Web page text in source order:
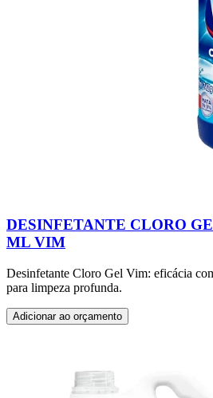
DESINFETANTE CLORO
ML VIM
Desinfetante Cloro Gel Vim: eficácia
para limpeza profunda.
Adicionar ao orçamento